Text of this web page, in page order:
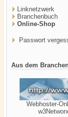
Linknetzwerk
Branchenbuch
Online-Shop
Passwort
Aus dem
Webhoster-
w3Networx